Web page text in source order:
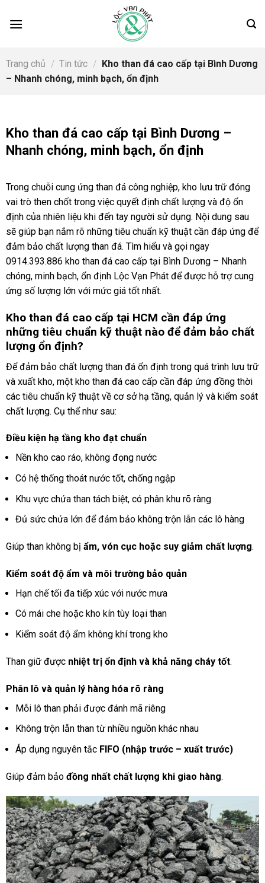
Trang chủ / Tin tức / Kho than đá cao cấp tại Bình Dương
– Nhanh chóng, minh bạch, ổn định
Kho than đá cao cấp tại Bình Dương –
Nhanh chóng, minh bạch, ổn định
Trong chuỗi cung ứng than đá công nghiệp, kho lưu trữ đóng
vai trò then chốt trong việc quyết định chất lượng và độ ổn
định của nhiên liệu khi đến tay người sử dụng. Nội dung sau
sẽ giúp bạn nắm rõ những tiêu chuẩn kỹ thuật cần đáp ứng để
đảm bảo chất lượng than đá. Tìm hiểu và gọi ngay
0914.393.886 kho than đá cao cấp tại Bình Dương – Nhanh
chóng, minh bạch, ổn định Lộc Vạn Phát để được hỗ trợ cung
ứng số lượng lớn với mức giá tốt nhất.
Kho than đá cao cấp tại HCM cần đáp ứng
những tiêu chuẩn kỹ thuật nào để đảm bảo chất
lượng ổn định?
Để đảm bảo chất lượng than đá ổn định trong quá trình lưu trữ
và xuất kho, một kho than đá cao cấp cần đáp ứng đồng thời
các tiêu chuẩn kỹ thuật về cơ sở hạ tầng, quản lý và kiểm soát
chất lượng. Cụ thể như sau:
Điều kiện hạ tầng kho đạt chuẩn
Nền kho cao ráo, không đọng nước
Có hệ thống thoát nước tốt, chống ngập
Khu vực chứa than tách biệt, có phân khu rõ ràng
Đủ sức chứa lớn để đảm bảo không trộn lẫn các lô hàng
Giúp than không bị ẩm, vón cục hoặc suy giảm chất lượng.
Kiểm soát độ ẩm và môi trường bảo quản
Hạn chế tối đa tiếp xúc với nước mưa
Có mái che hoặc kho kín tùy loại than
Kiểm soát độ ẩm không khí trong kho
Than giữ được nhiệt trị ổn định và khả năng cháy tốt.
Phân lô và quản lý hàng hóa rõ ràng
Mỗi lô than phải được đánh mã riêng
Không trộn lẫn than từ nhiều nguồn khác nhau
Áp dụng nguyên tắc FIFO (nhập trước – xuất trước)
Giúp đảm bảo đồng nhất chất lượng khi giao hàng.